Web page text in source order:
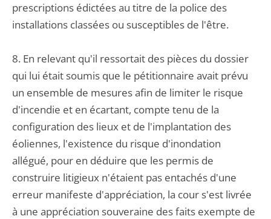
prescriptions édictées au titre de la police des
installations classées ou susceptibles de l'être.
8. En relevant qu'il ressortait des pièces du dossier
qui lui était soumis que le pétitionnaire avait prévu
un ensemble de mesures afin de limiter le risque
d'incendie et en écartant, compte tenu de la
configuration des lieux et de l'implantation des
éoliennes, l'existence du risque d'inondation
allégué, pour en déduire que les permis de
construire litigieux n'étaient pas entachés d'une
erreur manifeste d'appréciation, la cour s'est livrée
à une appréciation souveraine des faits exempte de